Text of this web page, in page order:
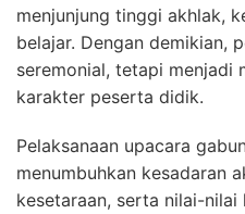
menjunjung tinggi akhlak,
belajar. Dengan demikian,
seremonial, tetapi menjadi
karakter peserta didik.
Pelaksanaan upacara
menumbuhkan kesadaran
kesetaraan, serta nilai-